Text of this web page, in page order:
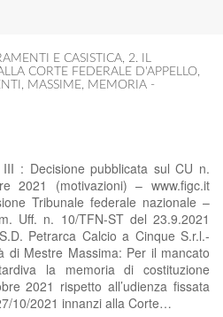
E CASISTICA, 2. IL
CORTE FEDERALE D'APPELLO,
, MASSIME, MEMORIA -
: Decisione pubblicata sul CU n.
2021 (motivazioni) – www.figc.it
Tribunale federale nazionale –
Uff. n. 10/TFN-ST del 23.9.2021
Petrarca Calcio a Cinque S.r.l.-
di Mestre Massima: Per il mancato
la memoria di costituzione
2021 rispetto all’udienza fissata
10/2021 innanzi alla Corte…